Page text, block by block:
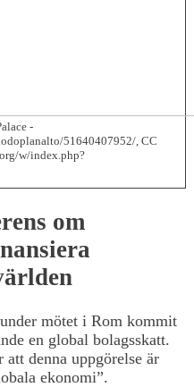
-
51640407952/, CC
w/index.php?
om
mötet i Rom kommit
en global bolagsskatt.
att denna uppgörelse är
ekonomi”.